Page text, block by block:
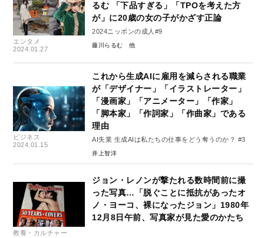
エンタメ
2024.01.27
るむ 「下品すぎる」「TPOを考えた方
が」に20歳の女の子がかざす正論
2024ニッポンの成人#9
藤川らるむ
ビジネス
2024.01.15
これから生成AIに雇用を減らされる職業
が「デザイナー」「イラストレーター」
「漫画家」「アニメーター」「作家」
「脚本家」「作詞家」「作曲家」である
理由
AI失業 生成AIは私たちの仕事をどう奪うのか？ #3
井上智洋
教養・カルチャー
ジョン・レノンが撃たれる数時間前に撮
った写真…「脱ぐことに抵抗があったオ
ノ・ヨーコ、裸になったジョン」1980年
12月8日午前、写真家が見た愛のかたち